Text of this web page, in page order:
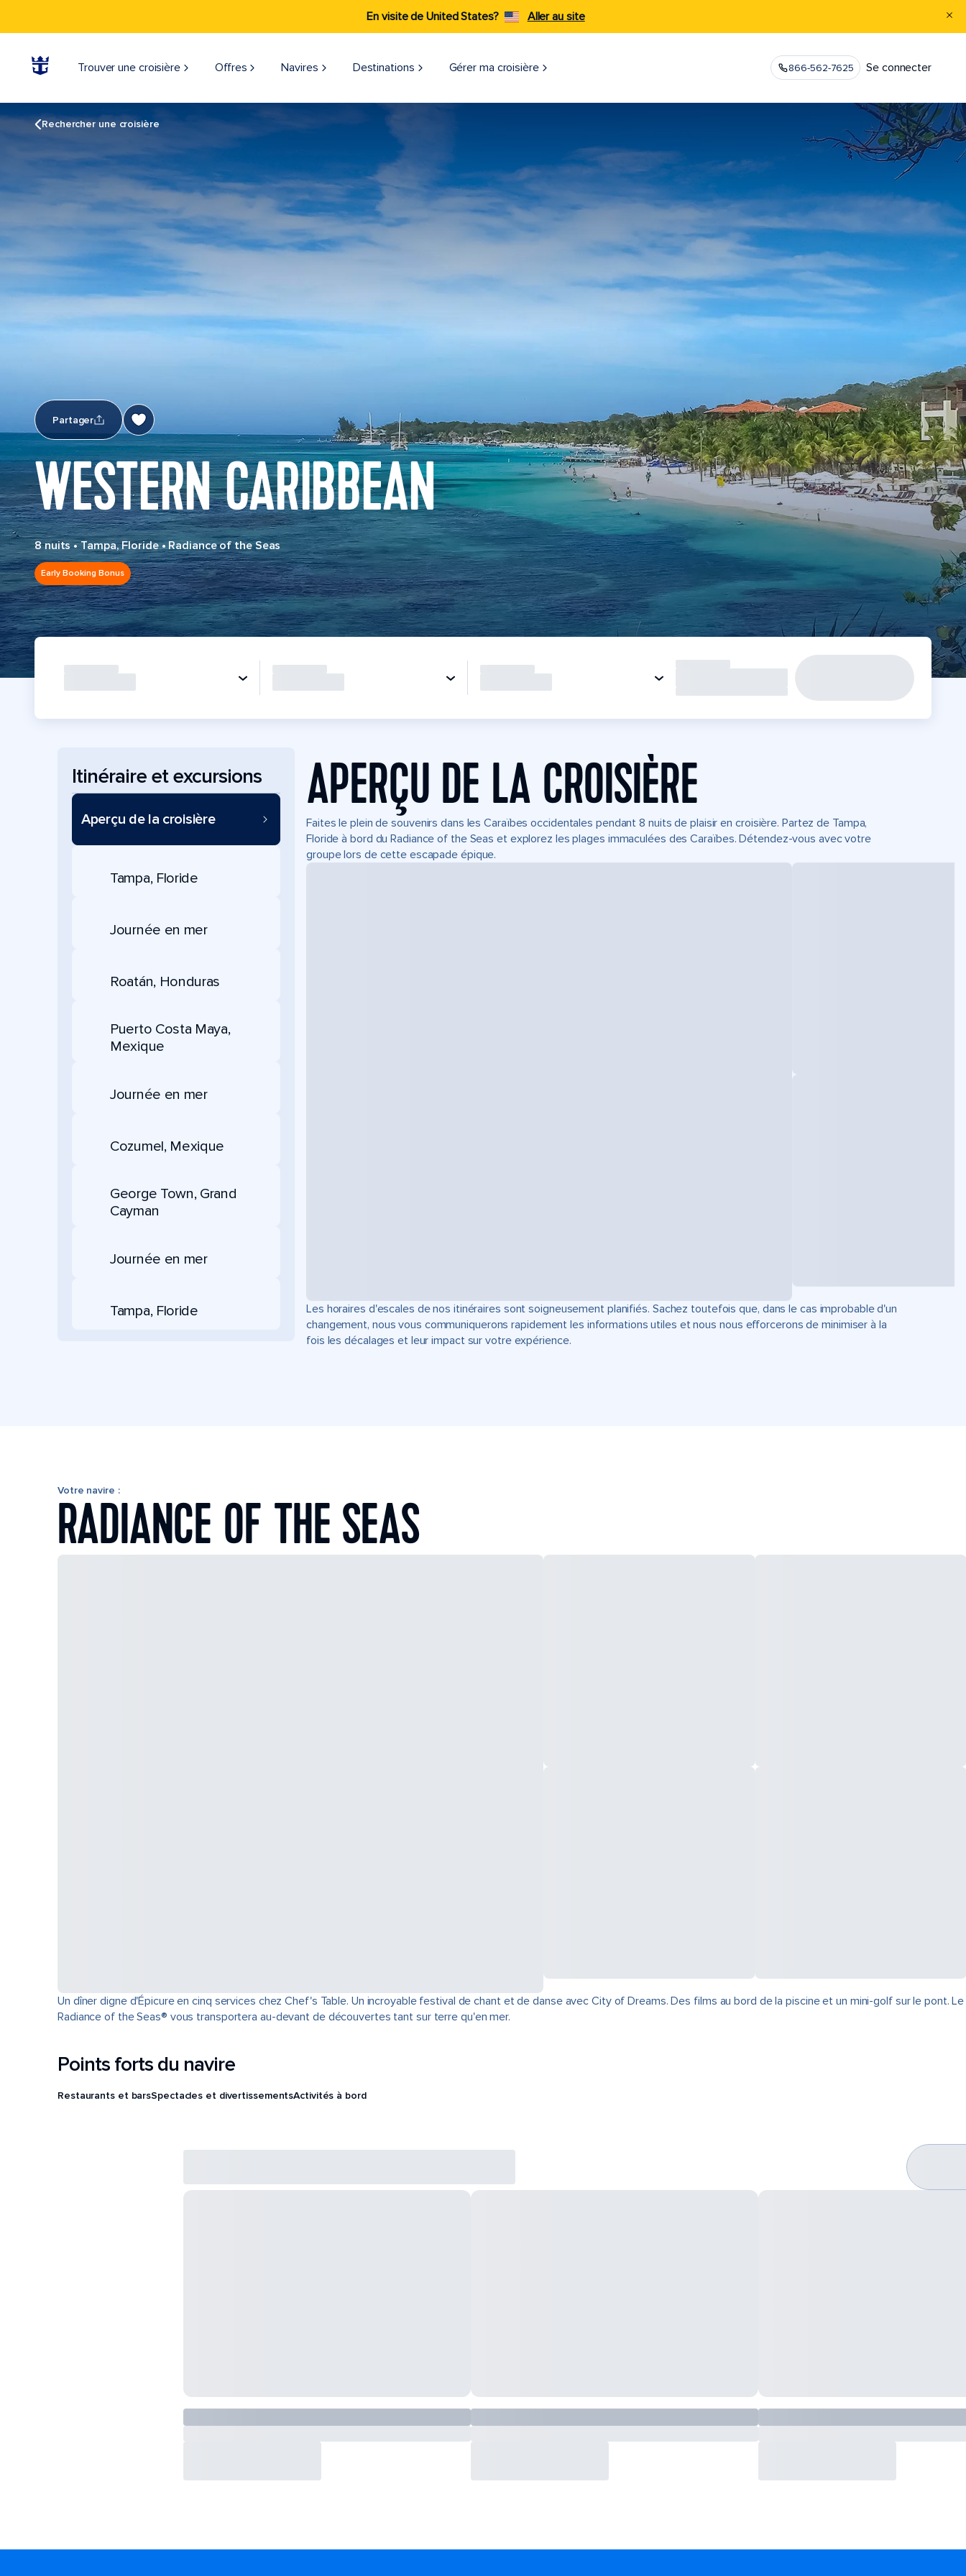
En visite de United States? Aller au site
Trouver une croisière Offres Navires Destinations Gérer ma croisière​ 866-562-7625 Se connecter
Rechercher une croisière
Partager
WESTERN CARIBBEAN
8 nuits•Tampa, Floride•Radiance of the Seas
Early Booking Bonus
Itinéraire et excursions
Aperçu de la croisière
Tampa, Floride
Journée en mer
Roatán, Honduras
Puerto Costa Maya,
Mexique
Journée en mer
Cozumel, Mexique
George Town, Grand
Cayman
Journée en mer
Tampa, Floride
APERÇU DE LA CROISIÈRE
Faites le plein de souvenirs dans les Caraïbes occidentales pendant 8 nuits de plaisir en croisière. Partez de Tampa,
Floride à bord du Radiance of the Seas et explorez les plages immaculées des Caraïbes. Détendez-vous avec votre
groupe lors de cette escapade épique.
Les horaires d'escales de nos itinéraires sont soigneusement planifiés. Sachez toutefois que, dans le cas improbable d'un
changement, nous vous communiquerons rapidement les informations utiles et nous nous efforcerons de minimiser à la
fois les décalages et leur impact sur votre expérience.
Votre navire :
RADIANCE OF THE SEAS
Un dîner digne d'Épicure en cinq services chez Chef's Table. Un incroyable festival de chant et de danse avec City of Dreams. Des films au bord de la piscine et un mini-golf sur le pont. Le
Radiance of the Seas® vous transportera au-devant de découvertes tant sur terre qu'en mer.
Points forts du navire
Restaurants et barsSpectacles et divertissementsActivités à bord